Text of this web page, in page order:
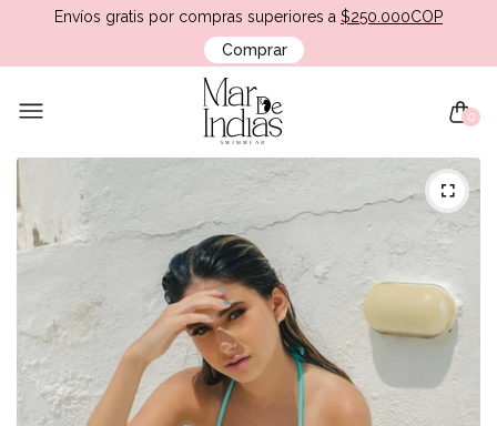
Envíos gratis por compras superiores a $250.000COP
Comprar
0